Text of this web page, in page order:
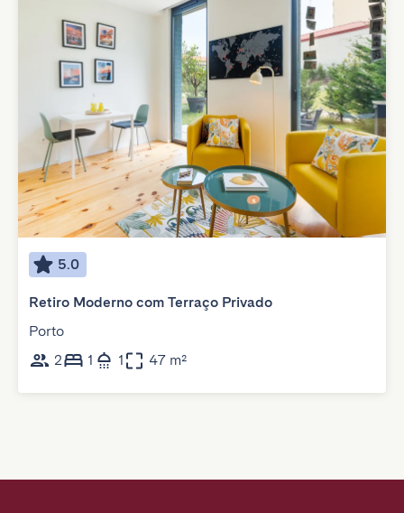
5.0
Retiro Moderno com Terraço Privado
Porto
2
1 1 47 m²